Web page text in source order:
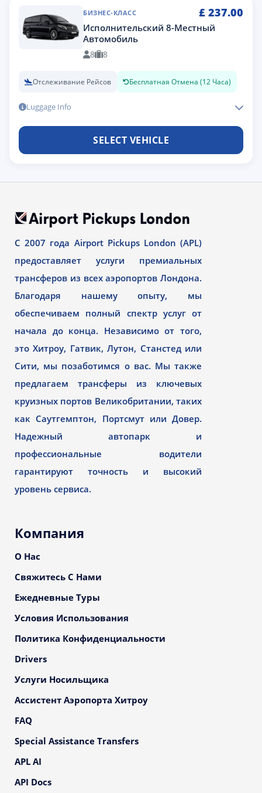
БИЗНЕС-КЛАСС £ 237.00
Исполнительский 8-Местный
Автомобиль
8 8
Отслеживание Рейсов Бесплатная Отмена (12 Часа)
Luggage Info
SELECT VEHICLE
С 2007 года Airport Pickups London (APL)
предоставляет услуги премиальных
трансферов из всех аэропортов Лондона.
Благодаря нашему опыту, мы
обеспечиваем полный спектр услуг от
начала до конца. Независимо от того,
это Хитроу, Гатвик, Лутон, Станстед или
Сити, мы позаботимся о вас. Мы также
предлагаем трансферы из ключевых
круизных портов Великобритании, таких
как Саутгемптон, Портсмут или Довер.
Надежный автопарк и
профессиональные водители
гарантируют точность и высокий
уровень сервиса.
Компания
О Нас
Свяжитесь С Нами
Ежедневные Туры
Условия Использования
Политика Конфиденциальности
Drivers
Услуги Носильщика
Ассистент Аэропорта Хитроу
FAQ
Special Assistance Transfers
APL AI
API Docs